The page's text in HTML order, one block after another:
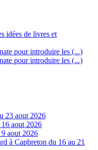
idées de livres et
pour introduire les (...)
pour introduire les (...)
23 aout 2026
aout 2026
aout 2026
à Capbreton du 16 au 21